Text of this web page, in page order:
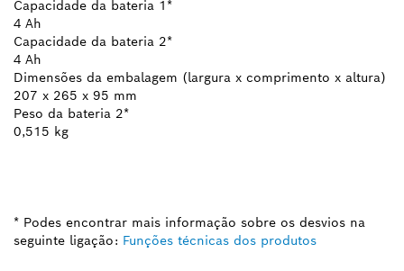
Capacidade da bateria 1*
4 Ah
Capacidade da bateria 2*
4 Ah
Dimensões da embalagem (largura x comprimento x altura)
207 x 265 x 95 mm
Peso da bateria 2*
0,515 kg
* Podes encontrar mais informação sobre os desvios na
seguinte ligação: Funções técnicas dos produtos